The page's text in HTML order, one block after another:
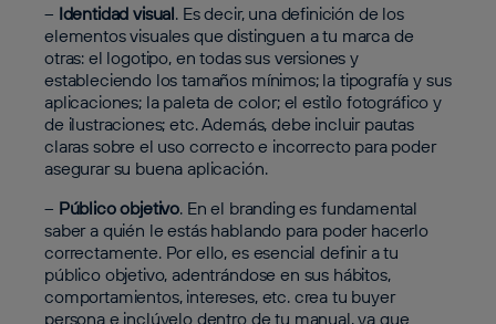
– Identidad visual.Es decir, una definición de los
elementos visuales que distinguen a tu marca de
otras: el logotipo, en todas sus versiones y
estableciendo los tamaños mínimos; la tipografía y sus
aplicaciones; la paleta de color; el estilo fotográfico y
de ilustraciones; etc. Además, debe incluir pautas
claras sobre el uso correcto e incorrecto para poder
asegurar su buena aplicación.
– Público objetivo.En el branding es fundamental
saber a quién le estás hablando para poder hacerlo
correctamente. Por ello, es esencial definir a tu
público objetivo, adentrándose en sus hábitos,
comportamientos, intereses, etc. crea tu buyer
persona e inclúyelo dentro de tu manual, ya que